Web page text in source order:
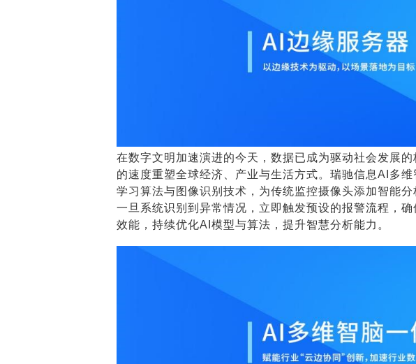
在数字文明加速演进的今天，数据已成为驱动社会发展
的速度重塑全球经济、产业与生活方式。瑞驰信息AI多
学习算法与图像识别技术，为传统监控摄像头添加智能
一旦系统识别到异常情况，立即触发预设的报警流程，
效能，持续优化AI模型与算法，提升智慧分析能力。